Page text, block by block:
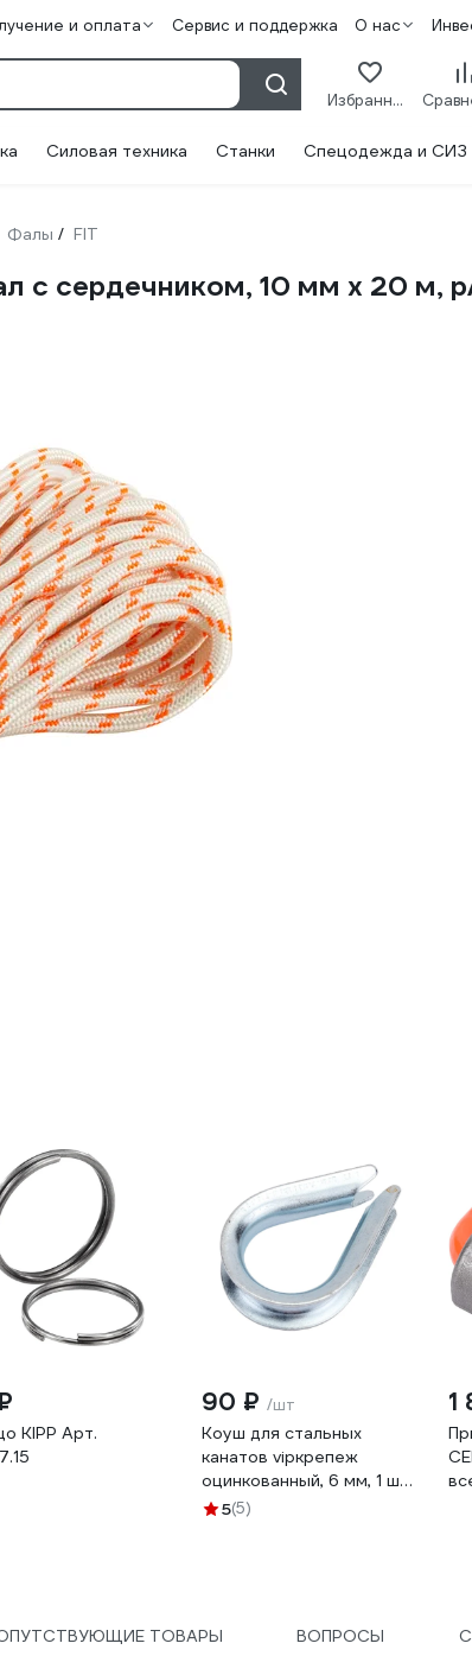
и оплата Сервис и поддержка О нас
Избранное
Силовая техника Станки Спецодежда и СИЗ
Фалы / FIT
с сердечником, 10 мм х 20 м,
KIPP Арт.
90 ₽ /шт
Коуш для стальных
канатов vipкрепеж
оцинкованный, 6 мм, 1 шт.
10509 VIP
5(5)
1
ТОВАРЫ ВОПРОСЫ